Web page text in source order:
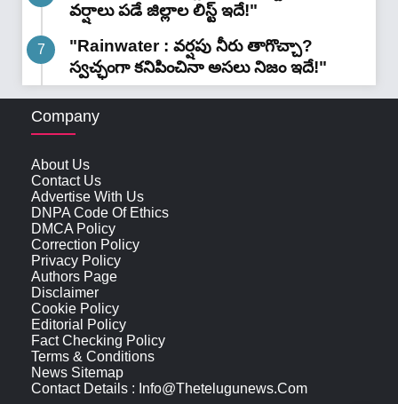
వర్షాలు పడే జిల్లాల లిస్ట్ ఇదే!"
"Rainwater : వర్షపు నీరు తాగొచ్చా?
స్వచ్ఛంగా కనిపించినా అసలు నిజం ఇదే!"
Company
About Us
Contact Us
Advertise With Us
DNPA Code Of Ethics
DMCA Policy
Correction Policy
Privacy Policy
Authors Page
Disclaimer
Cookie Policy
Editorial Policy
Fact Checking Policy
Terms & Conditions
News Sitemap
Contact Details : Info@thetelugunews.com